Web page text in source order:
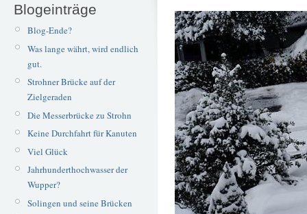
Blogeinträge
Blog-Ende?
Was lange währt, wird endlich
gut.
Strohner Brücke auf der
Zielgeraden
Die Messerbrücke zu Strohn
Keine Durchfahrt für Kanuten
Viel Glück
Jahrhunderthochwasser der
Wupper?
Solingen und seine Brücken